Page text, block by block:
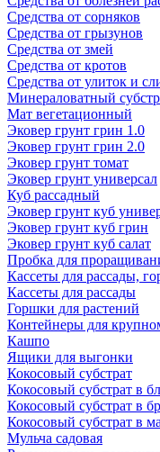
Средства от сорняков
Средства от грызунов
Средства от змей
Средства от кротов
Средства от улиток и
Минераловатный
Мат вегетационный
Эковер грунт грин 1.0
Эковер грунт грин 2.0
Эковер грунт томат
Эковер грунт универсал
Куб рассадный
Эковер грунт куб
Эковер грунт куб грин
Эковер грунт куб салат
Пробка для
Кассеты для рассады,
Кассеты для рассады
Горшки для растений
Контейнеры для
Кашпо
Ящики для выгонки
Кокосовый субстрат
Кокосовый субстрат в
Кокосовый субстрат в
Кокосовый субстрат в
Мульча садовая